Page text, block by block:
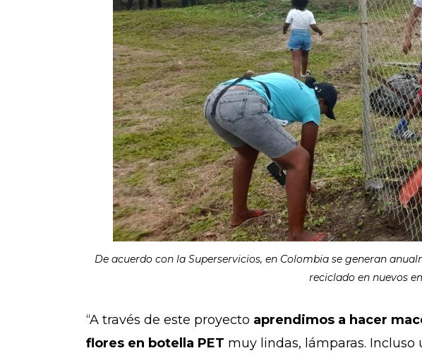
De acuerdo con la Superservicios, en Colombia se generan
reciclado en nuevos
“A través de este proyecto aprendimos a hacer
flores en botella PET muy lindas, lámparas. Incluso